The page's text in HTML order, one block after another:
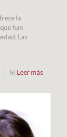
la
han
Las
Leer más